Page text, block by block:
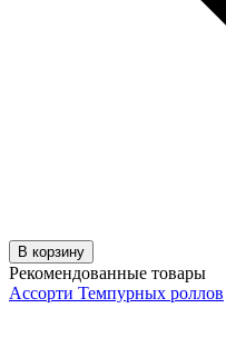
В корзину
Рекомендованные товары
Ассорти Темпурных роллов